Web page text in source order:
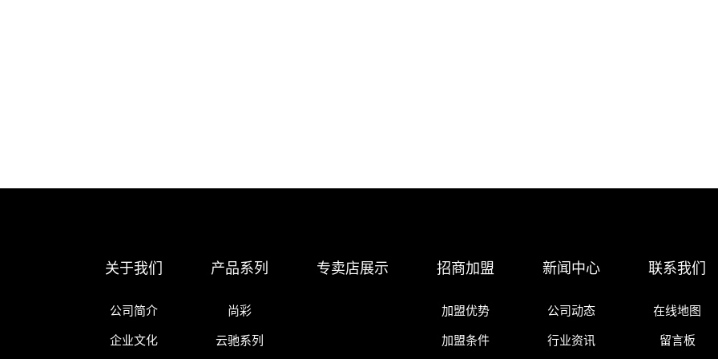
关于我们
公司简介
企业文化
产品系列
尚彩
云驰系列
专卖店展示 招商加盟
加盟优势
加盟条件
新闻中心
公司动态
行业资讯
联系我们
在线地图
留言板